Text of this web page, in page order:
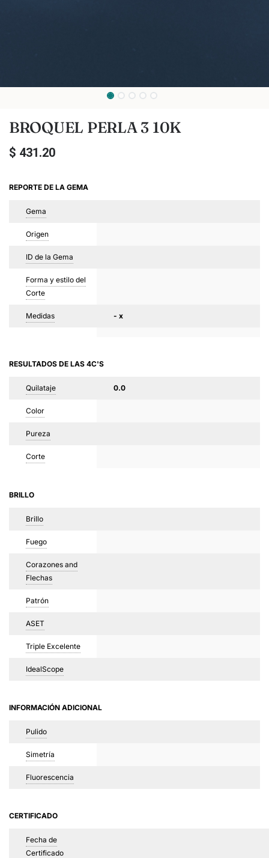
BROQUEL PERLA 3 10K
$ 431.20
REPORTE DE LA GEMA
Gema
Origen
ID de la Gema
Forma y estilo del
Corte
Medidas - x
RESULTADOS DE LAS 4C'S
Quilataje 0.0
Color
Pureza
Corte
BRILLO
Brillo
Fuego
Corazones and
Flechas
Patrón
ASET
Triple Excelente
IdealScope
INFORMACIÓN ADICIONAL
Pulido
Simetría
Fluorescencia
CERTIFICADO
Fecha de
Certificado